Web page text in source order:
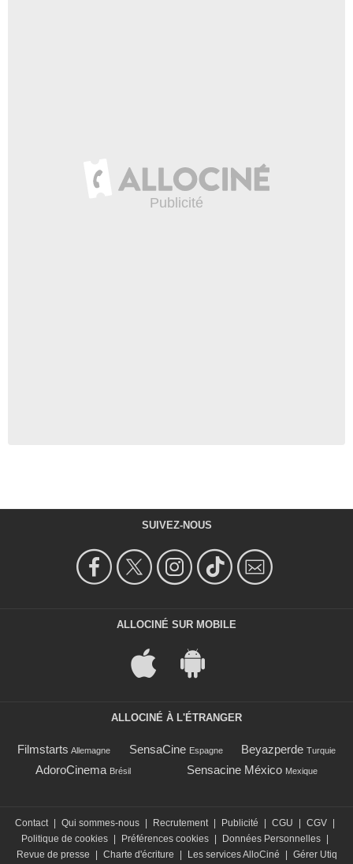
SUIVEZ-NOUS
ALLOCINÉ SUR MOBILE
ALLOCINÉ À L'ÉTRANGER
Filmstarts Allemagne SensaCine Espagne Beyazperde Turquie
AdoroCinema Brésil Sensacine México Mexique
Contact | Qui sommes-nous | Recrutement | Publicité | CGU | CGV |
Politique de cookies | Préférences cookies | Données Personnelles |
Revue de presse
| Charte d'écriture | Les services AlloCiné | Gérer Utiq